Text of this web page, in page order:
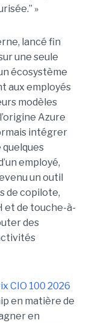
»
lancé fin
une seule
écosystème
aux employés
modèles
Azure
intégrer
quelques
employé,
un outil
de copilote,
et de touche-à-
des
CIO 100 2026
en matière de
en